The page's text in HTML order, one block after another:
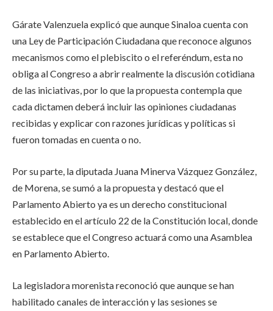
Gárate Valenzuela explicó que aunque Sinaloa cuenta con
una Ley de Participación Ciudadana que reconoce algunos
mecanismos como el plebiscito o el referéndum, esta no
obliga al Congreso a abrir realmente la discusión cotidiana
de las iniciativas, por lo que la propuesta contempla que
cada dictamen deberá incluir las opiniones ciudadanas
recibidas y explicar con razones jurídicas y políticas si
fueron tomadas en cuenta o no.
Por su parte, la diputada Juana Minerva Vázquez González,
de Morena, se sumó a la propuesta y destacó que el
Parlamento Abierto ya es un derecho constitucional
establecido en el artículo 22 de la Constitución local, donde
se establece que el Congreso actuará como una Asamblea
en Parlamento Abierto.
La legisladora morenista reconoció que aunque se han
habilitado canales de interacción y las sesiones se